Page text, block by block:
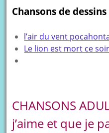
Chansons de
l’air du vent
Le lion est mort ce soir
CHANSONS
j’aime et que je